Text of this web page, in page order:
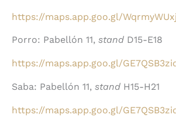
https://maps.app.goo.gl/
Porro: Pabellón 11, stand D15-E18
https://maps.app.goo.gl/
Saba: Pabellón 11, stand H15-H21
https://maps.app.goo.gl/